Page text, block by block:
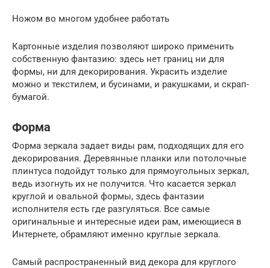
Ножом во многом удобнее работать
Картонные изделия позволяют широко применить
собственную фантазию: здесь нет границ ни для
формы, ни для декорирования. Украсить изделие
можно и текстилем, и бусинами, и ракушками, и скрап-
бумагой.
Форма
Форма зеркала задает виды рам, подходящих для его
декорирования. Деревянные планки или потолочные
плинтуса подойдут только для прямоугольных зеркал,
ведь изогнуть их не получится. Что касается зеркал
круглой и овальной формы, здесь фантазии
исполнителя есть где разгуляться. Все самые
оригинальные и интересные идеи рам, имеющиеся в
Интернете, обрамляют именно круглые зеркала.
Самый распространенный вид декора для круглого